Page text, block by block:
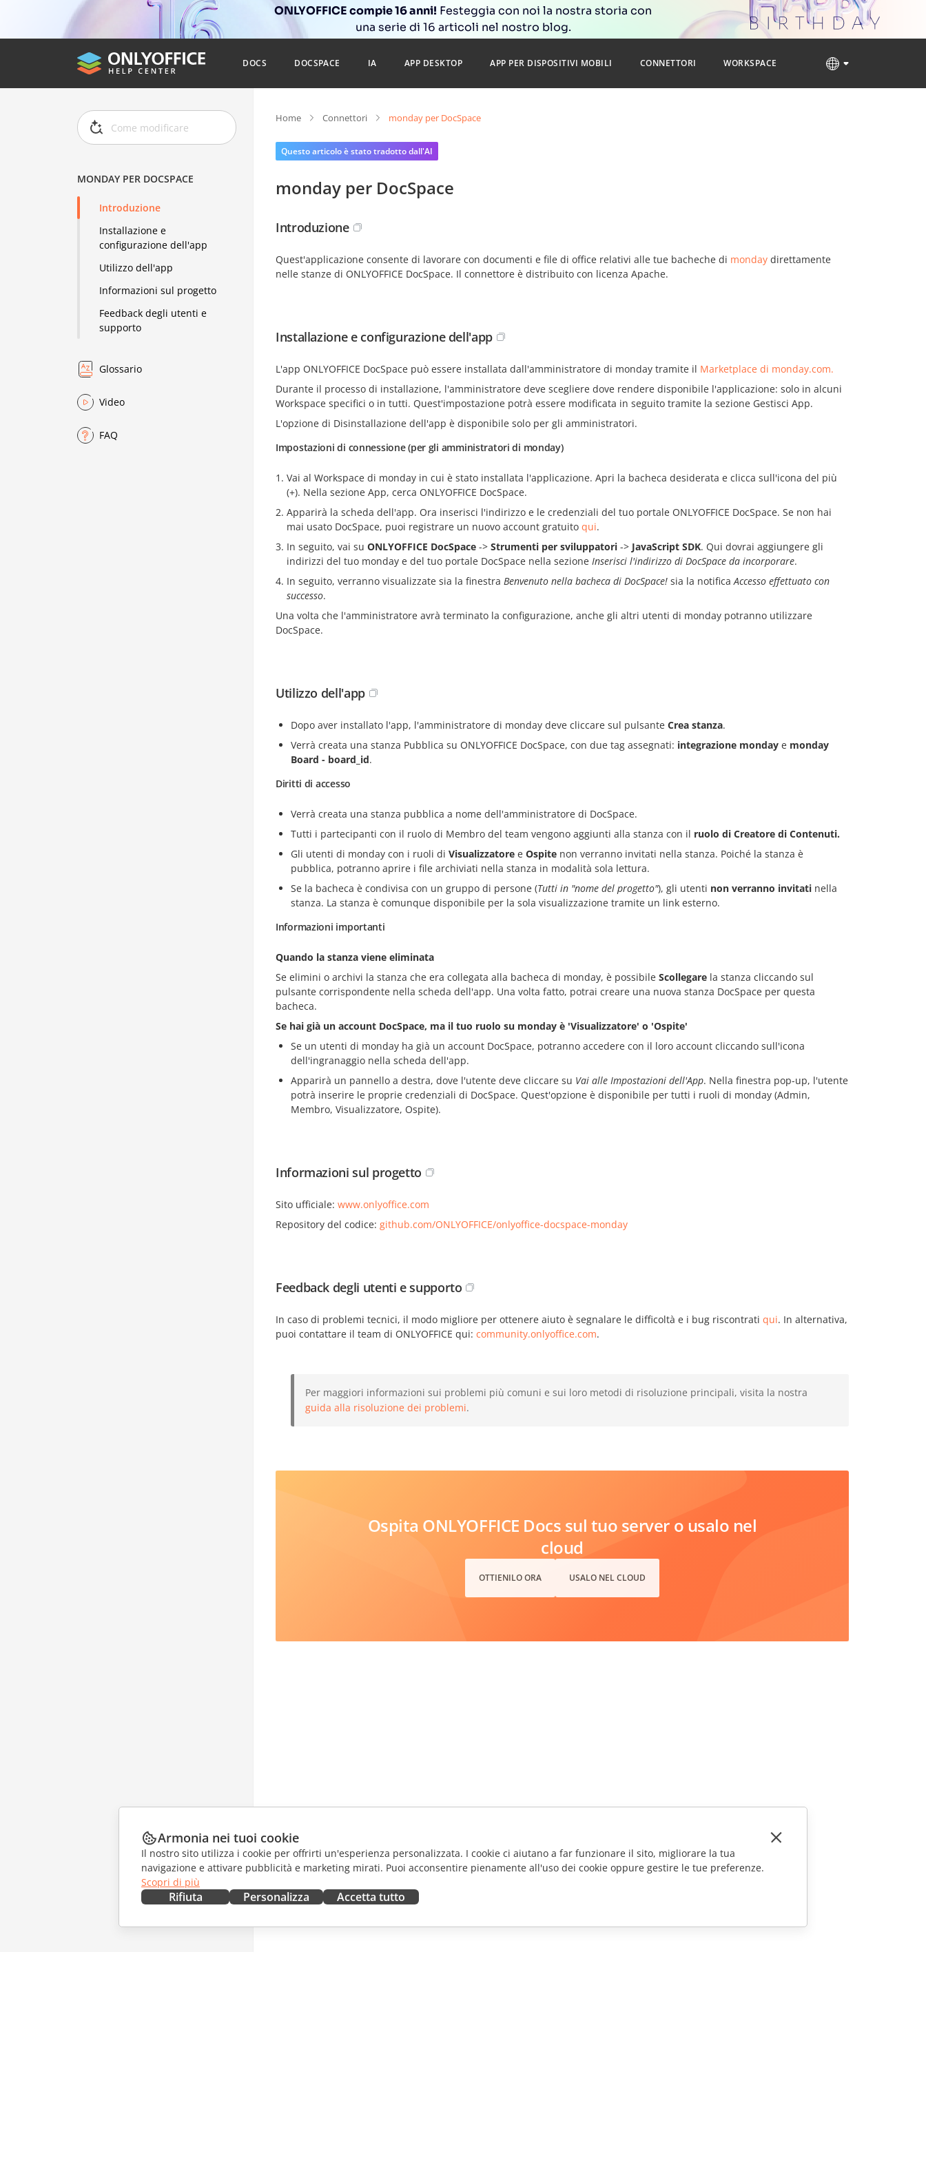
ONLYOFFICE compie 16 anni! Festeggia con noi la nostra storia con
una serie di 16 articoli nel nostro blog.
DOCS DOCSPACE IA APP DESKTOP APP PER DISPOSITIVI MOBILI CONNETTORI WORKSPACE
MONDAY PER DOCSPACE
Introduzione
Installazione e
configurazione dell'app
Utilizzo dell'app
Informazioni sul progetto
Feedback degli utenti e
supporto
Glossario
Video
FAQ
Home Connettori monday per DocSpace
Questo articolo è stato tradotto dall'AI
monday per DocSpace
Introduzione
Quest'applicazione consente di lavorare con documenti e file di office relativi alle tue bacheche di monday direttamente
nelle stanze di ONLYOFFICE DocSpace. Il connettore è distribuito con licenza Apache.
Installazione e configurazione dell'app
L'app ONLYOFFICE DocSpace può essere installata dall'amministratore di monday tramite il Marketplace di monday.com.
Durante il processo di installazione, l'amministratore deve scegliere dove rendere disponibile l'applicazione: solo in alcuni
Workspace specifici o in tutti. Quest'impostazione potrà essere modificata in seguito tramite la sezione Gestisci App.
L'opzione di Disinstallazione dell'app è disponibile solo per gli amministratori.
Impostazioni di connessione (per gli amministratori di monday)
Vai al Workspace di monday in cui è stato installata l'applicazione. Apri la bacheca desiderata e clicca sull'icona del più
(+). Nella sezione App, cerca ONLYOFFICE DocSpace.
Apparirà la scheda dell'app. Ora inserisci l'indirizzo e le credenziali del tuo portale ONLYOFFICE DocSpace. Se non hai
mai usato DocSpace, puoi registrare un nuovo account gratuito qui.
In seguito, vai su ONLYOFFICE DocSpace -> Strumenti per sviluppatori -> JavaScript SDK. Qui dovrai aggiungere gli
indirizzi del tuo monday e del tuo portale DocSpace nella sezione Inserisci l'indirizzo di DocSpace da incorporare.
In seguito, verranno visualizzate sia la finestra Benvenuto nella bacheca di DocSpace! sia la notificaAccesso effettuato con
successo.
Una volta che l'amministratore avrà terminato la configurazione, anche gli altri utenti di monday potranno utilizzare
DocSpace.
Utilizzo dell'app
Dopo aver installato l'app, l'amministratore di monday deve cliccare sul pulsante Crea stanza.
Verrà creata una stanza Pubblica su ONLYOFFICE DocSpace, con due tag assegnati: integrazione monday e monday
Board - board_id.
Diritti di accesso
Verrà creata una stanza pubblica a nome dell'amministratore di DocSpace.
Tutti i partecipanti con il ruolo di Membro del team vengono aggiunti alla stanza con il ruolo di Creatore di Contenuti.
Gli utenti di monday con i ruoli di Visualizzatore e Ospite non verranno invitati nella stanza. Poiché la stanza è
pubblica, potranno aprire i file archiviati nella stanza in modalità sola lettura.
Se la bacheca è condivisa con un gruppo di persone (Tutti in "nome del progetto"), gli utenti non verranno invitati nella
stanza. La stanza è comunque disponibile per la sola visualizzazione tramite un link esterno.
Informazioni importanti
Quando la stanza viene eliminata
Se elimini o archivi la stanza che era collegata alla bacheca di monday, è possibile Scollegare la stanza cliccando sul
pulsante corrispondente nella scheda dell'app. Una volta fatto, potrai creare una nuova stanza DocSpace per questa
bacheca.
Se hai già un account DocSpace, ma il tuo ruolo su monday è 'Visualizzatore' o 'Ospite'
Se un utenti di monday ha già un account DocSpace, potranno accedere con il loro account cliccando sull'icona
dell'ingranaggio nella scheda dell'app.
Apparirà un pannello a destra, dove l'utente deve cliccare su Vai alle Impostazioni dell'App. Nella finestra pop-up, l'utente
potrà inserire le proprie credenziali di DocSpace. Quest'opzione è disponibile per tutti i ruoli di monday (Admin,
Membro, Visualizzatore, Ospite).
Informazioni sul progetto
Sito ufficiale: www.onlyoffice.com
Repository del codice: github.com/ONLYOFFICE/onlyoffice-docspace-monday
Feedback degli utenti e supporto
In caso di problemi tecnici, il modo migliore per ottenere aiuto è segnalare le difficoltà e i bug riscontrati qui. In alternativa,
puoi contattare il team di ONLYOFFICE qui: community.onlyoffice.com.
Per maggiori informazioni sui problemi più comuni e sui loro metodi di risoluzione principali, visita la nostra
guida alla risoluzione dei problemi.
Ospita ONLYOFFICE Docs sul tuo server o usalo nel
cloud
OTTIENILO ORA USALO NEL CLOUD
Armonia nei tuoi cookie
Il nostro sito utilizza i cookie per offrirti un'esperienza personalizzata. I cookie ci aiutano a far funzionare il sito, migliorare la tua
navigazione e attivare pubblicità e marketing mirati. Puoi acconsentire pienamente all'uso dei cookie oppure gestire le tue preferenze.
Scopri di più
Rifiuta Personalizza Accetta tutto